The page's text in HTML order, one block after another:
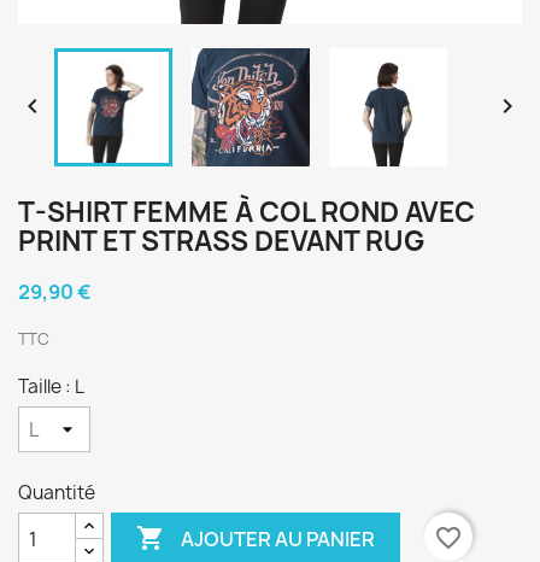
 
T-SHIRT FEMME À COL ROND AVEC
PRINT ET STRASS DEVANT RUG
29,90 €
TTC
Taille : L
Quantité
 AJOUTER AU PANIER favorite_border